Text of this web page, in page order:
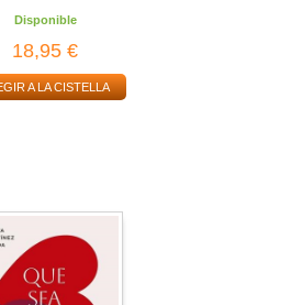
Disponible
18,95 €
A LA CISTELLA